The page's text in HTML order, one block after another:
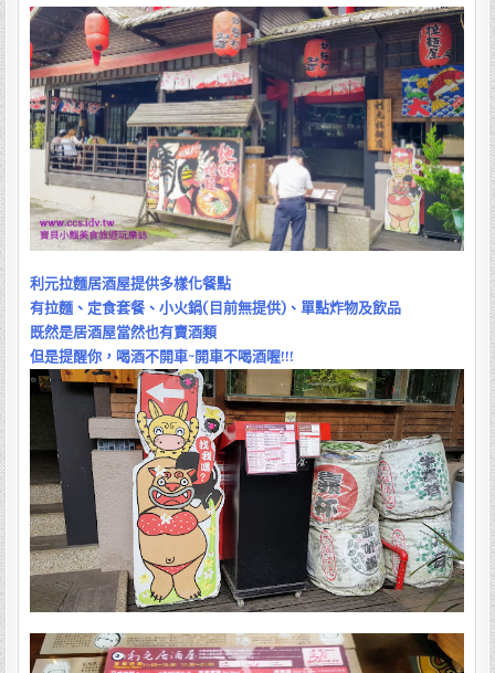
利元拉麵居酒屋提供多樣化餐點
有拉麵、定食套餐、小火鍋(目前無提供)、單點炸物及飲品
既然是居酒屋當然也有賣酒類
但是提醒你，喝酒不開車~開車不喝酒喔!!!